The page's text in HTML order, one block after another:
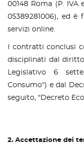
00148 Roma (P. IVA
05389281006), ed
servizi online.
I contratti conclusi
disciplinati dal
Legislativo 6
Consumo") e dal
seguito, "Decreto
2. Accettazione dei